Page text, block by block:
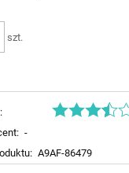
szt.
-
A9AF-86479